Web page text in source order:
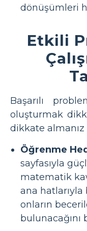
dönüşümleri
Etkili
Başarılı
oluşturmak
dikkate almanız
Öğrenme
sayfasıyla
matematik
ana hatlarıyla
onların
bulunacağını